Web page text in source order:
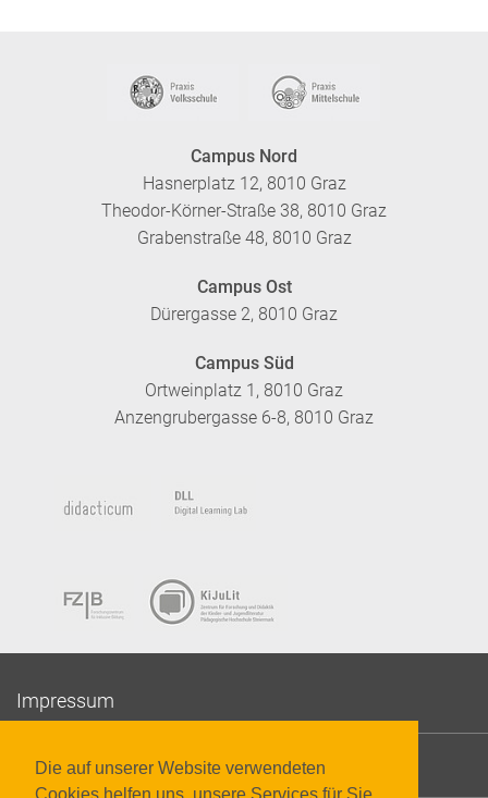
Die auf unserer Website verwendeten
Campus Nord
Hasnerplatz 12, 8010 Graz
Theodor-Körner-Straße 38, 8010 Graz
Grabenstraße 48, 8010 Graz
Campus Ost
Dürergasse 2, 8010 Graz
Campus Süd
Ortweinplatz 1, 8010 Graz
Anzengrubergasse 6-8, 8010 Graz
Impressum
Datenschutzerklärung